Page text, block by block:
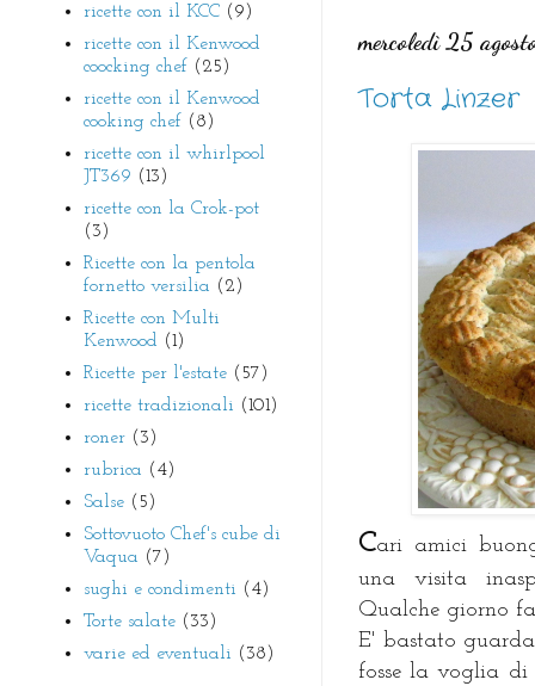
mercoledì 25
Torta Linzer
Cari amici
una visita
Qualche giorno
E' bastato
fosse la voglia di
ricette con il KCC (9)
ricette con il Kenwood
coocking chef (25)
ricette con il Kenwood
cooking chef (8)
ricette con il whirlpool
JT369 (13)
ricette con la Crok-pot
(3)
Ricette con la pentola
fornetto versilia (2)
Ricette con Multi
Kenwood (1)
Ricette per l'estate (57)
ricette tradizionali (101)
roner (3)
rubrica (4)
Salse (5)
Sottovuoto Chef's cube di
Vaqua (7)
sughi e condimenti (4)
Torte salate (33)
varie ed eventuali (38)